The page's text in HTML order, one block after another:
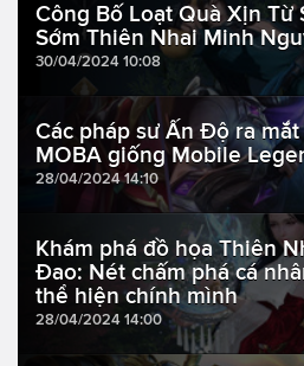
Công Bố Loạt Quà Xịn Từ
Sớm Thiên Nhai Minh
30/04/2024 10:08
Các pháp sư Ấn Độ ra
MOBA giống Mobile
28/04/2024 14:10
Khám phá đồ họa Thiên
Đao: Nét chấm phá cá
thể hiện chính mình
28/04/2024 14:00